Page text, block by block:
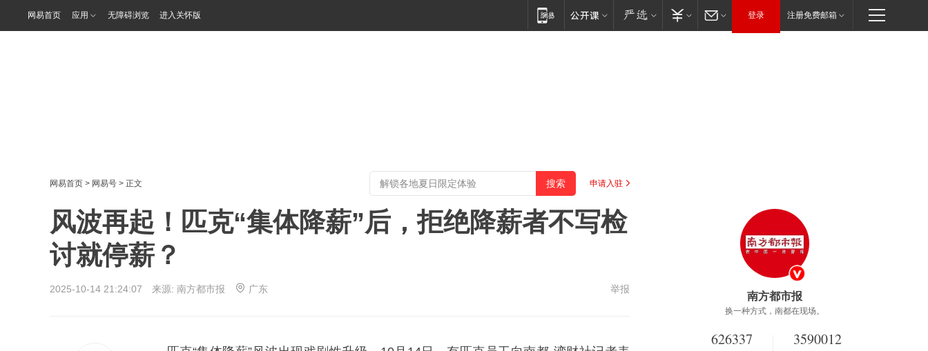
网易首页 应用 无障碍浏览 进入关怀版 登录 注册免费邮箱
网易首页 > 网易号 > 正文 申请入驻
风波再起！匹克“集体降薪”后，拒绝降薪者不写检
讨就停薪？
2025-10-14 21:24:07 来源: 南方都市报 广东 举报
南方都市报
换一种方式，南都在现场。
626337 3590012